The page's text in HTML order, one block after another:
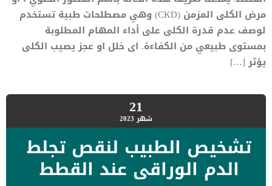
مرض الكلى المزمن (CKD) وهي مصطلحات طبية تستخدم
لوصف عدم قدرة الكلى على أداء المهام المطلوبة
بمستوى طبيعي من الكفاءة. اى خلل او عجز يصيب الكلى
يؤثر […]
21شهر 2023
تشخيص الطبيب لنقص تجلط
الدم الوراقى عند القطط